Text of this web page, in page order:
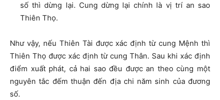
số thì dừng lại. Cung dừng lại chính là vị trí an sao
Thiên Thọ.
Như vậy, nếu Thiên Tài được xác định từ cung Mệnh thì
Thiên Thọ được xác định từ cung Thân. Sau khi xác định
điểm xuất phát, cả hai sao đều được an theo cùng một
nguyên tắc đếm thuận đến địa chi năm sinh của đương
số.